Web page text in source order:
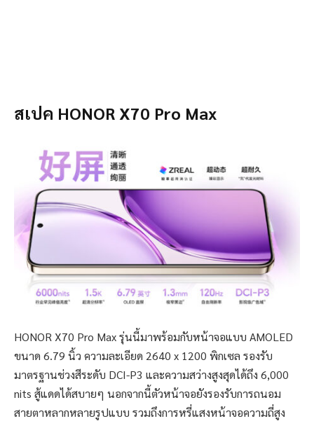
สเปค HONOR X70 Pro Max
HONOR X70 Pro Max รุ่นนี้มาพร้อมกับหน้าจอแบบ AMOLED
ขนาด 6.79 นิ้ว ความละเอียด 2640 x 1200 พิกเซล รองรับ
มาตรฐานช่วงสีระดับ DCI-P3 และความสว่างสูงสุดได้ถึง 6,000
nits สู้แดดได้สบายๆ นอกจากนี้ตัวหน้าจอยังรองรับการถนอม
สายตาหลากหลายรูปแบบ รวมถึงการหรี่แสงหน้าจอความถี่สูง